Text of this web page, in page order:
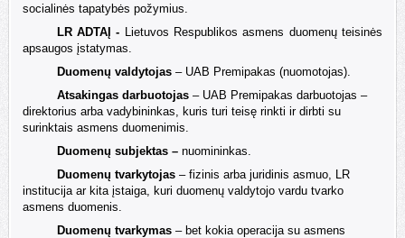
socialinės tapatybės požymius.
LR ADTAĮ - Lietuvos Respublikos asmens duomenų teisinės
apsaugos įstatymas.
Duomenų valdytojas – UAB Premipakas (nuomotojas).
Atsakingas darbuotojas – UAB Premipakas darbuotojas –
direktorius arba vadybininkas, kuris turi teisę rinkti ir dirbti su
surinktais asmens duomenimis.
Duomenų subjektas – nuomininkas.
Duomenų tvarkytojas– fizinis arba juridinis asmuo, LR
institucija ar kita įstaiga, kuri duomenų valdytojo vardu tvarko
asmens duomenis.
Duomenų tvarkymas– bet kokia operacija su asmens